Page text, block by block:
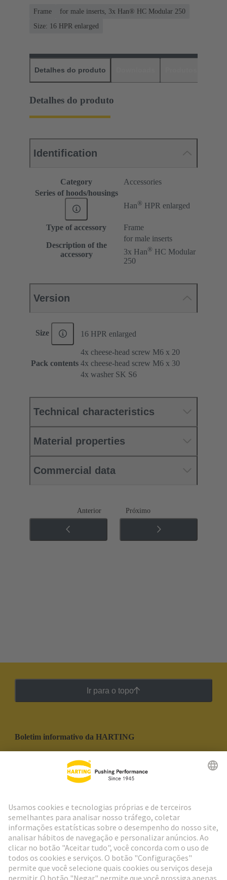
Frame
for male inserts, 3x Han® HC Modular 250
Size: 16 HPR enlarged
Detalhes do produto
Detalhes do produto
Identification
Category
Accessories
Series of hoods/housings
Han® HPR enlarged
Type of accessory Frame
Description of the
accessory
for male inserts
3x Han® HC Modular
250
Version
Size 16 HPR enlarged
Pack contents
4x cheese-head screw M6 x 20
4x cheese-head screw M6 x 30
4x washer SK S6
Technical characteristics
Material properties
Commercial data
Anterior Próximo
Ir para o topo
Boletim informativo da HARTING
Social Media